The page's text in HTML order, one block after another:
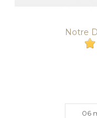
Notre
06